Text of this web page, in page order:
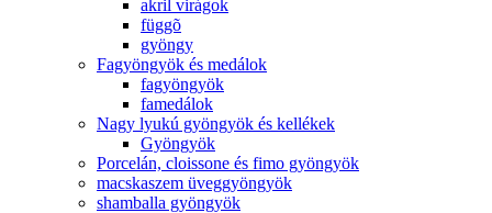
akril virágok
függõ
gyöngy
Fagyöngyök és medálok
fagyöngyök
famedálok
Nagy lyukú gyöngyök és kellékek
Gyöngyök
Porcelán, cloissone és fimo gyöngyök
macskaszem üveggyöngyök
shamballa gyöngyök